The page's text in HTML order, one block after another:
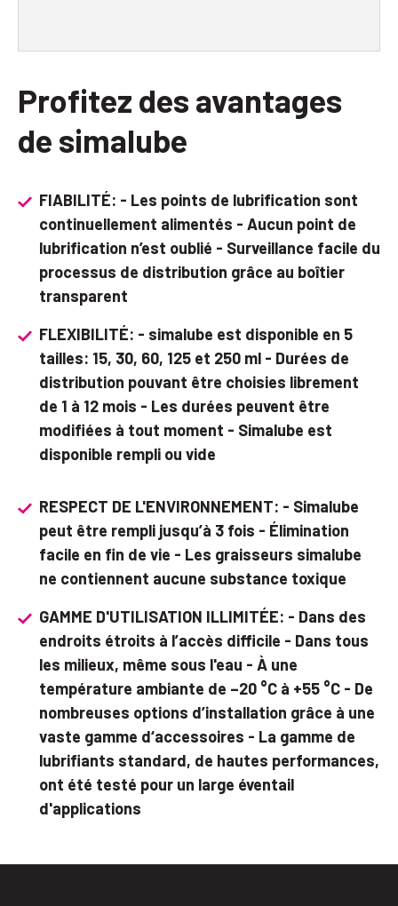
Profitez des avantages
de simalube
FIABILITÉ: - Les points de lubrification sont
continuellement alimentés - Aucun point de
lubrification n’est oublié - Surveillance facile du
processus de distribution grâce au boîtier
transparent
FLEXIBILITÉ: - simalube est disponible en 5
tailles: 15, 30, 60, 125 et 250 ml - Durées de
distribution pouvant être choisies librement
de 1 à 12 mois - Les durées peuvent être
modifiées à tout moment - Simalube est
disponible rempli ou vide
RESPECT DE L'ENVIRONNEMENT: - Simalube
peut être rempli jusqu’à 3 fois - Élimination
facile en fin de vie - Les graisseurs simalube
ne contiennent aucune substance toxique
GAMME D'UTILISATION ILLIMITÉE: - Dans des
endroits étroits à l’accès difficile - Dans tous
les milieux, même sous l'eau - À une
température ambiante de –20 °C à +55 °C - De
nombreuses options d’installation grâce à une
vaste gamme d‘accessoires - La gamme de
lubrifiants standard, de hautes performances,
ont été testé pour un large éventail
d'applications